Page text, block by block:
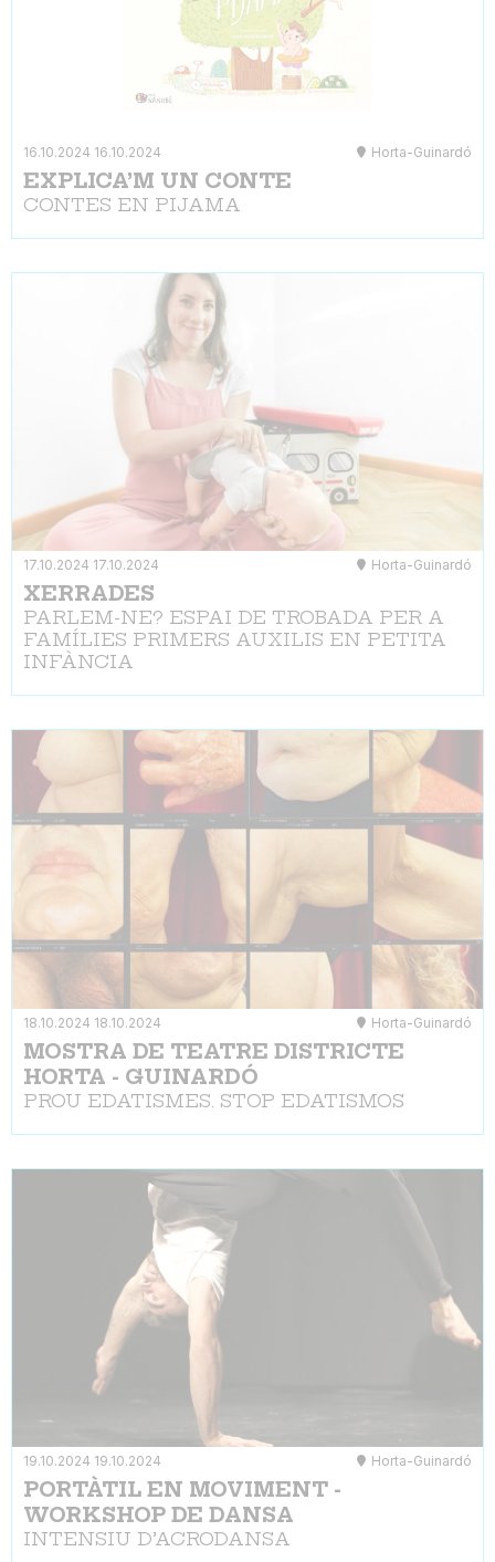
16.10.2024 16.10.2024 Horta-Guinardó
EXPLICA’M UN CONTE
CONTES EN PIJAMA
17.10.2024 17.10.2024 Horta-Guinardó
XERRADES
PARLEM-NE? ESPAI DE TROBADA PER A
FAMÍLIES PRIMERS AUXILIS EN PETITA
INFÀNCIA
18.10.2024 18.10.2024 Horta-Guinardó
MOSTRA DE TEATRE DISTRICTE
HORTA - GUINARDÓ
PROU EDATISMES. STOP EDATISMOS
19.10.2024 19.10.2024 Horta-Guinardó
PORTÀTIL EN MOVIMENT -
WORKSHOP DE DANSA
INTENSIU D’ACRODANSA